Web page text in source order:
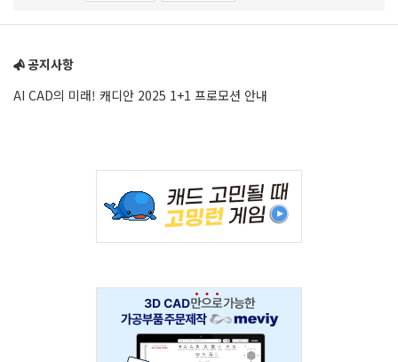
문공지사항
AI CAD의 미래! 캐디안 2025 1+1 프로모션 안내